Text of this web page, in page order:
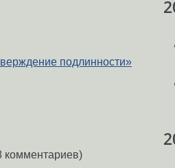
подлинности»
комментариев)